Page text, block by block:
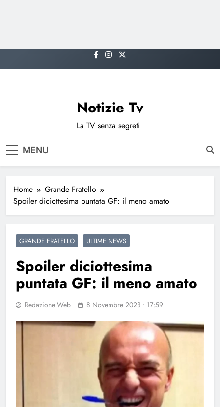
to
Notizie Tv
La TV senza segreti
MENU
Home
Grande Fratello
Spoiler diciottesima puntata GF: il meno amato
GRANDE FRATELLO ULTIME NEWS
Spoiler diciottesima
puntata GF: il meno amato
Redazione Web 8 Novembre 2023 • 17:59